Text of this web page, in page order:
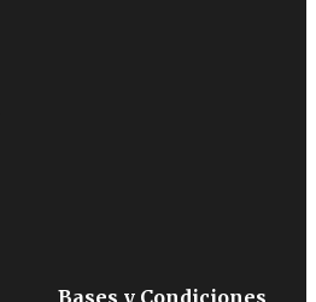
Bases y Condiciones